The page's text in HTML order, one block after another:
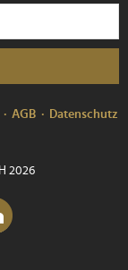
AGB
Datenschutz
2026